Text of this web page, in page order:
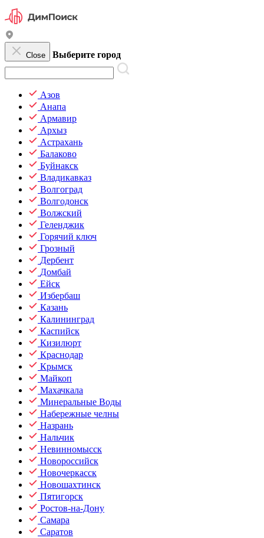
Close Выберите город
Азов
Анапа
Армавир
Архыз
Астрахань
Балаково
Буйнакск
Владикавказ
Волгоград
Волгодонск
Волжский
Геленджик
Горячий ключ
Грозный
Дербент
Домбай
Ейск
Избербаш
Казань
Калининград
Каспийск
Кизилюрт
Краснодар
Крымск
Майкоп
Махачкала
Минеральные Воды
Набережные челны
Назрань
Нальчик
Невинномысск
Новороссийск
Новочеркасск
Новошахтинск
Пятигорск
Ростов-на-Дону
Самара
Саратов